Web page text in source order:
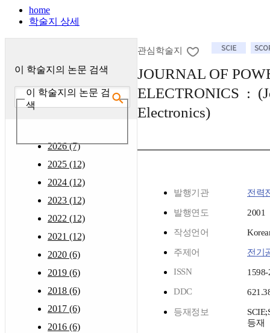
home
학술지 상세
이 학술지의 논문 검색
이 학술지의 논문 검
색
2026 (7)
2025 (12)
2024 (12)
2023 (12)
2022 (12)
2021 (12)
2020 (6)
2019 (6)
2018 (6)
2017 (6)
2016 (6)
관심학술지
JOURNAL OF
ELECTRONICS :
Electronics)
발행기관 전력
발행연도 2001
작성언어
주제어
전기
ISSN
1598-
DDC
등재정보
등재